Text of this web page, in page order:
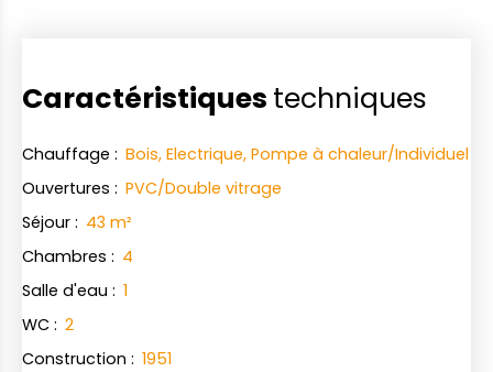
Caractéristiques techniques
Chauffage : Bois, Electrique, Pompe à chaleur/Individuel
Ouvertures : PVC/Double vitrage
Séjour : 43 m²
Chambres : 4
Salle d'eau : 1
WC : 2
Construction : 1951